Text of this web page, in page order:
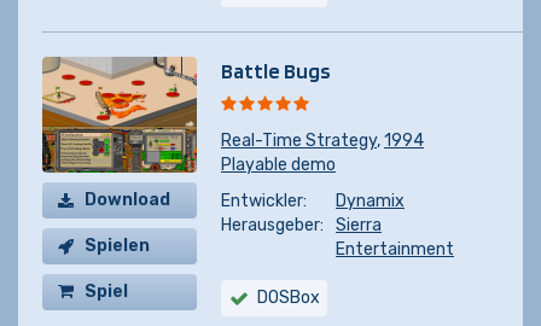
Download
Spielen
Spiel
Battle Bugs
Real-Time Strategy,1994
Playable demo
Entwickler:
Dynamix
Herausgeber:
Sierra
Entertainment
DOSBox